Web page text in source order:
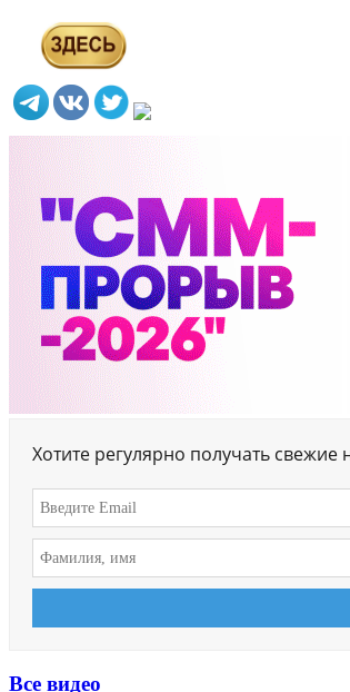
Хотите регулярно получать
Все видео